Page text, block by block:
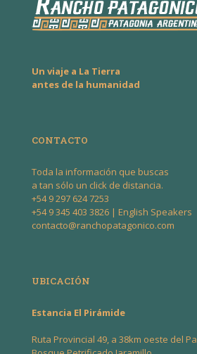
Un viaje a La Tierra
antes de la humanidad
CONTACTO
Toda la información que buscas
a tan sólo un click de distancia.
+54 9 297 624 7253
+54 9 345 403 3826 | English Speakers
contacto@ranchopatagonico.com
UBICACIÓN
Estancia El Pirámide
Ruta Provincial 49, a 38km oeste del